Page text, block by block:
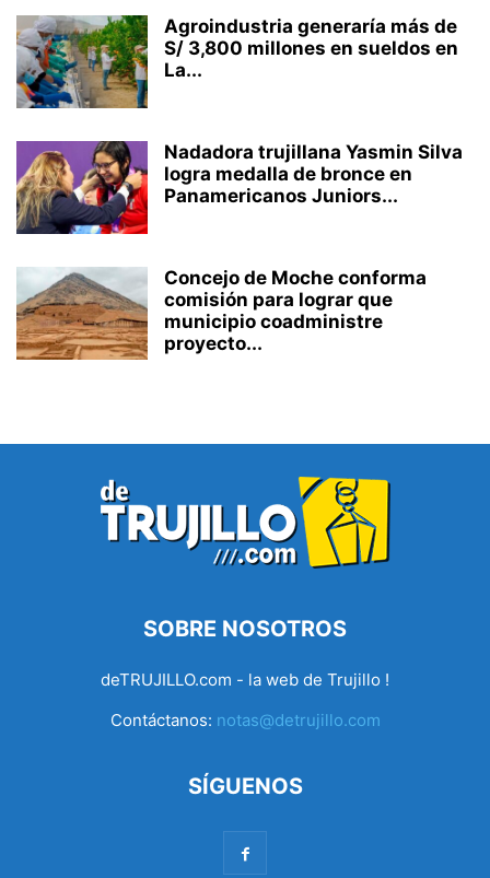
Agroindustria generaría más de
S/ 3,800 millones en sueldos en
La...
Nadadora trujillana Yasmin Silva
logra medalla de bronce en
Panamericanos Juniors...
Concejo de Moche conforma
comisión para lograr que
municipio coadministre
proyecto...
SOBRE NOSOTROS
deTRUJILLO.com - la web de Trujillo !
Contáctanos: notas@detrujillo.com
SÍGUENOS